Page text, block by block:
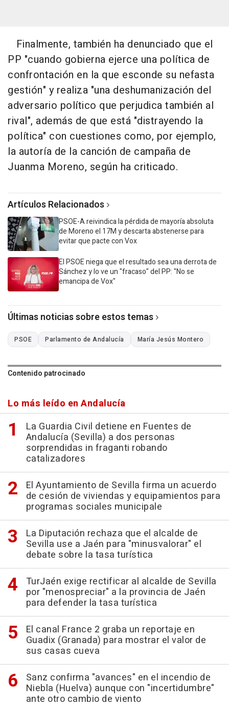
Finalmente, también ha denunciado que el
PP "cuando gobierna ejerce una política de
confrontación en la que esconde su nefasta
gestión" y realiza "una deshumanización del
adversario político que perjudica también al
rival", además de que está "distrayendo la
política" con cuestiones como, por ejemplo,
la autoría de la canción de campaña de
Juanma Moreno, según ha criticado.
Artículos Relacionados
PSOE-A reivindica la pérdida de mayoría absoluta
de Moreno el 17M y descarta abstenerse para
evitar que pacte con Vox
El PSOE niega que el resultado sea una derrota de
Sánchez y lo ve un "fracaso" del PP: "No se
emancipa de Vox"
Últimas noticias sobre estos temas
PSOE Parlamento de Andalucía María Jesús Montero
Contenido patrocinado
Lo más leído en Andalucía
La Guardia Civil detiene en Fuentes de
Andalucía (Sevilla) a dos personas
sorprendidas in fraganti robando
catalizadores
El Ayuntamiento de Sevilla firma un acuerdo
de cesión de viviendas y equipamientos para
programas sociales municipale
La Diputación rechaza que el alcalde de
Sevilla use a Jaén para "minusvalorar" el
debate sobre la tasa turística
TurJaén exige rectificar al alcalde de Sevilla
por "menospreciar" a la provincia de Jaén
para defender la tasa turística
El canal France 2 graba un reportaje en
Guadix (Granada) para mostrar el valor de
sus casas cueva
Sanz confirma "avances" en el incendio de
Niebla (Huelva) aunque con "incertidumbre"
ante otro cambio de viento